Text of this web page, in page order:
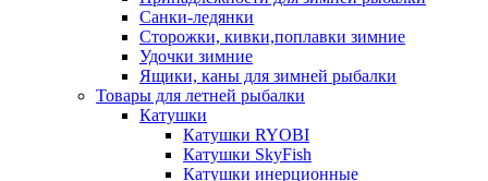
Санки-ледянки
Сторожки, кивки,поплавки зимние
Удочки зимние
Ящики, каны для зимней рыбалки
Товары для летней рыбалки
Катушки
Катушки RYOBI
Катушки SkyFish
Катушки инерционные